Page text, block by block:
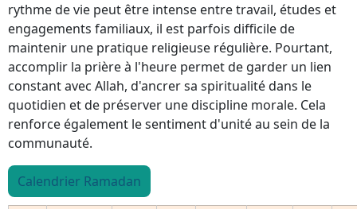
rythme de vie peut être intense entre travail, études et
engagements familiaux, il est parfois difficile de
maintenir une pratique religieuse régulière. Pourtant,
accomplir la prière à l'heure permet de garder un lien
constant avec Allah, d'ancrer sa spiritualité dans le
quotidien et de préserver une discipline morale. Cela
renforce également le sentiment d'unité au sein de la
communauté.
Calendrier Ramadan